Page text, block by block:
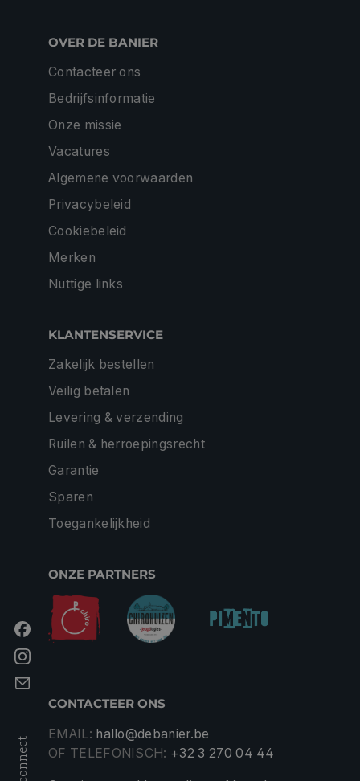
connect
OVER DE BANIER
Contacteer ons
Bedrijfsinformatie
Onze missie
Vacatures
Algemene voorwaarden
Privacybeleid
Cookiebeleid
Merken
Nuttige links
KLANTENSERVICE
Zakelijk bestellen
Veilig betalen
Levering & verzending
Ruilen & herroepingsrecht
Garantie
Sparen
Toegankelijkheid
ONZE PARTNERS
CONTACTEER ONS
EMAIL: hallo@debanier.be
OF TELEFONISCH: +32 3 270 04 44